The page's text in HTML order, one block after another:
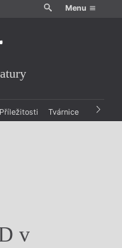
Menu
Příležitosti Tvárnice Archiv
v